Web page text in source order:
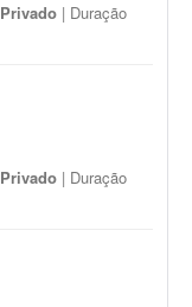
Privado | Duração
Privado | Duração